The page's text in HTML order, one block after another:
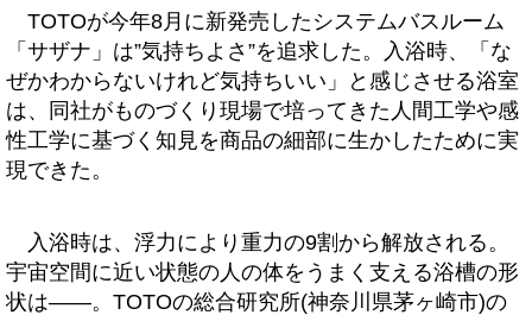
TOTOが今年8月に新発売したシステムバスルーム
「サザナ」は”気持ちよさ”を追求した。入浴時、「な
ぜかわからないけれど気持ちいい」と感じさせる浴室
は、同社がものづくり現場で培ってきた人間工学や感
性工学に基づく知見を商品の細部に生かしたために実
現できた。
入浴時は、浮力により重力の9割から解放される。
宇宙空間に近い状態の人の体をうまく支える浴槽の形
状は――。TOTOの総合研究所(神奈川県茅ヶ崎市)の